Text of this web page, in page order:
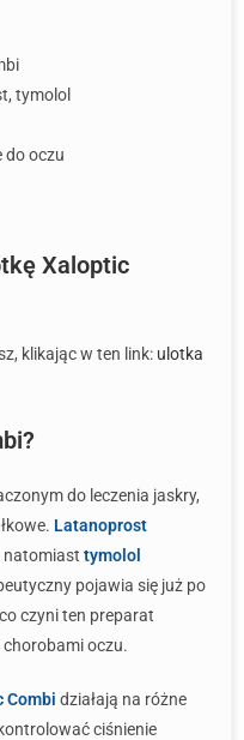
tymolol
do oczu
Xaloptic
klikając w ten link: ulotka
do leczenia jaskry,
Latanoprost
natomiast tymolol
pojawia się już po
czyni ten preparat
oczu.
Combi działają na różne
ciśnienie